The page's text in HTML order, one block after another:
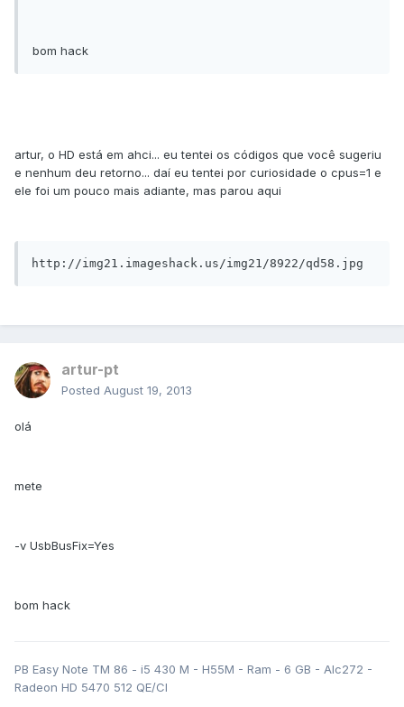
bom hack
artur, o HD está em ahci... eu tentei os códigos que você sugeriu
e nenhum deu retorno... daí eu tentei por curiosidade o cpus=1 e
ele foi um pouco mais adiante, mas parou aqui
http://img21.imageshack.us/img21/8922/qd58.jpg
artur-pt
Posted August 19, 2013
olá
mete
-v UsbBusFix=Yes
bom hack
PB Easy Note TM 86 - i5 430 M - H55M - Ram - 6 GB - Alc272 -
Radeon HD 5470 512 QE/CI